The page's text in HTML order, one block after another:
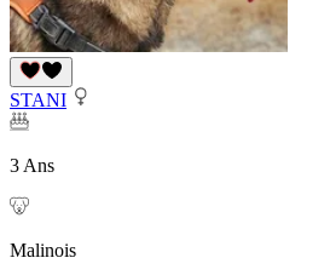
STANI
3 Ans
Malinois